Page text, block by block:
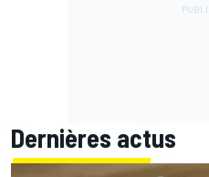
Dernières actus